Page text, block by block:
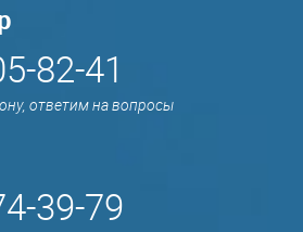
82-41
ответим на вопросы
39-79